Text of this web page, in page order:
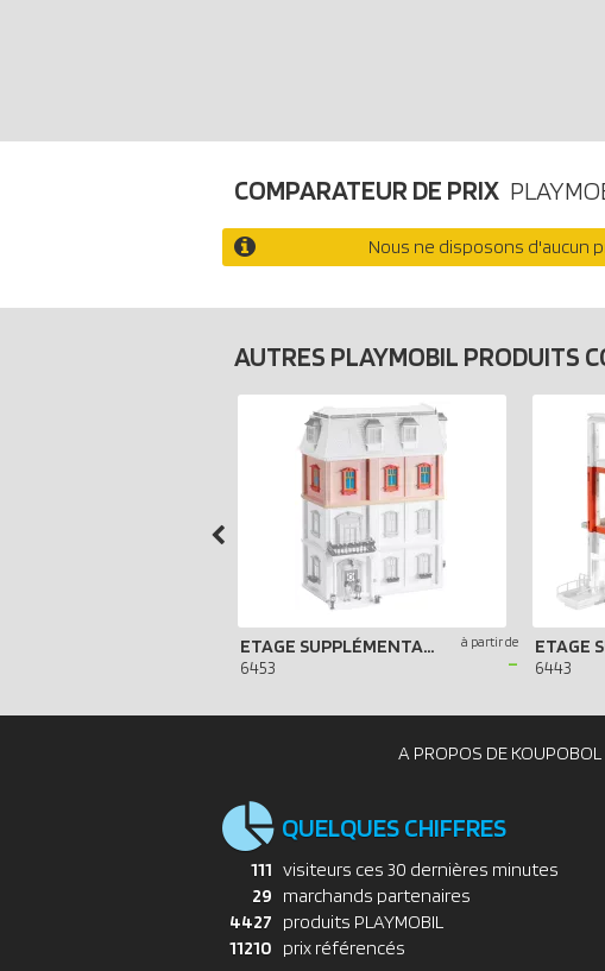
COMPARATEUR DE PRIX
Nous ne disposons d'aucun
AUTRES PLAYMOBIL PRODUITS
ETAGE SUPPLÉMENTAIRE POUR MAISON TRADITIONNELLE
6453
à partir de
- 6443
A PROPOS DE KOUPOBOL
QUELQUES CHIFFRES
111 visiteurs ces 30 dernières minutes
29 marchands partenaires
4427 produits PLAYMOBIL
11210 prix référencés